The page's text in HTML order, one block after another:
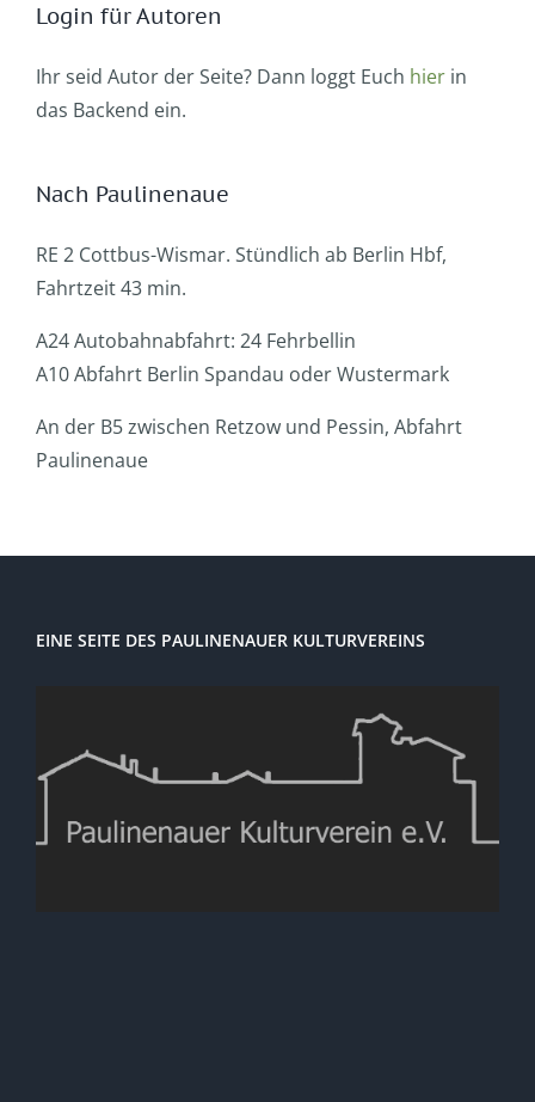
Login für Autoren
Ihr seid Autor der Seite? Dann loggt Euch hier in
das Backend ein.
Nach Paulinenaue
RE 2 Cottbus-Wismar. Stündlich ab Berlin Hbf,
Fahrtzeit 43 min.
A24 Autobahnabfahrt: 24 Fehrbellin
A10 Abfahrt Berlin Spandau oder Wustermark
An der B5 zwischen Retzow und Pessin, Abfahrt
Paulinenaue
EINE SEITE DES PAULINENAUER KULTURVEREINS